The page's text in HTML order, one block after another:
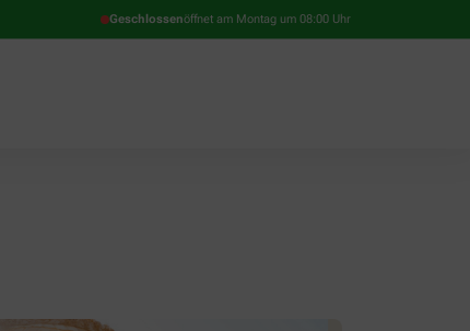
Geschlossenöffnet am Montag um 08:00 Uhr